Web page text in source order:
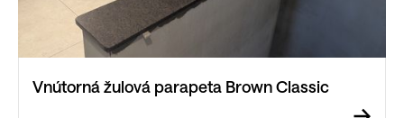
Vnútorná žulová parapeta Brown Classic